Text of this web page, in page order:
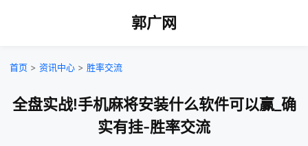
郭广网
首页 > 资讯中心 > 胜率交流
全盘实战!手机麻将安装什么软件可以赢_确
实有挂-胜率交流